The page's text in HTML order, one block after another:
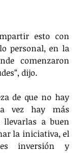
esto con
personal, en la
comenzaron
dijo.
de que no hay
vez hay más
a buen
la iniciativa, el
inversión y